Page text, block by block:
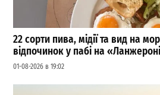
22 сорти пива, мідії та вид на
відпочинок у пабі на
01-08-2026 в 19:02